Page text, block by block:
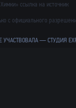
ссылка на источник
с официального
УЧАСТВОВАЛА —СТУДИЯ